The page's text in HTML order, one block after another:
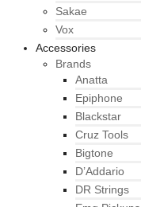
Sakae
Vox
Accessories
Brands
Anatta
Epiphone
Blackstar
Cruz Tools
Bigtone
D’Addario
DR Strings